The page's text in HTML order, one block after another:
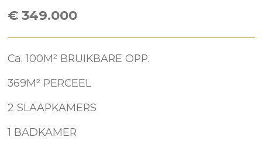
€ 349.000
Ca. 100M² BRUIKBARE OPP.
369M² PERCEEL
2 SLAAPKAMERS
1 BADKAMER